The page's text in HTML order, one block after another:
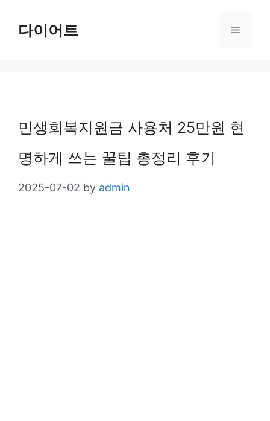
다이어트 Menu
민생회복지원금 사용처 25만원 현
명하게 쓰는 꿀팁 총정리 후기
2025-07-02 by admin